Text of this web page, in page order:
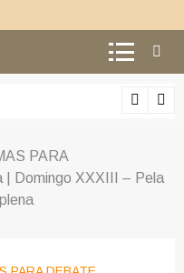
PARA
| Domingo XXXIII – Pela